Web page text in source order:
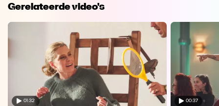
Gerelateerde video's
01:32 00:37